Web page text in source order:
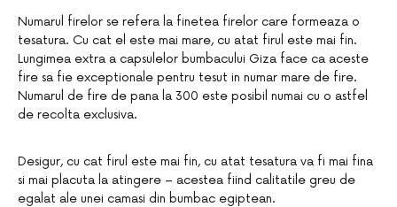
Numarul firelor se refera la finetea firelor care formeaza o
tesatura. Cu cat el este mai mare, cu atat firul este mai fin.
Lungimea extra a capsulelor bumbacului Giza face ca aceste
fire sa fie exceptionale pentru tesut in numar mare de fire.
Numarul de fire de pana la 300 este posibil numai cu o astfel
de recolta exclusiva.
Desigur, cu cat firul este mai fin, cu atat tesatura va fi mai fina
si mai placuta la atingere – acestea fiind calitatile greu de
egalat ale unei camasi din bumbac egiptean.